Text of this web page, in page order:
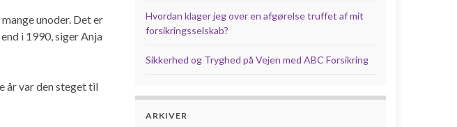
unoder. Det er
i 1990, siger Anja
år var den steget til
Hvordan klager jeg over en afgørelse truffet af mit
forsikringsselskab?
Sikkerhed og Tryghed på Vejen med ABC Forsikring
ARKIVER